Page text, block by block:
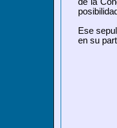
Ese
en su